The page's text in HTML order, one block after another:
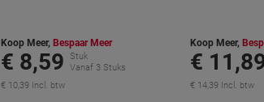
Koop Meer, Bespaar Meer
€ 8,59
Stuk
Vanaf 3 Stuks
€ 10,39 Incl. btw
Koop Meer,
€
€ 14,39 Incl. btw